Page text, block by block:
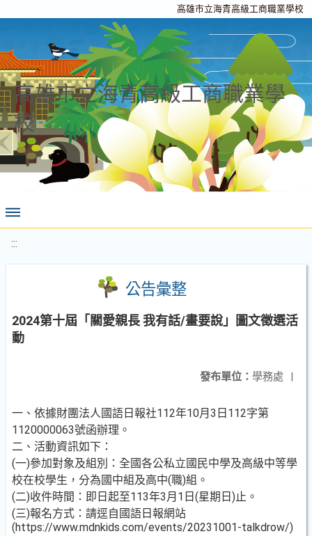
高雄市立海青高級工商職業學校
高雄市立海青高級工商職業學
校
:::
公告彙整
2024第十屆「關愛親長 我有話/畫要說」圖文徵選活
動
發布單位： 學務處 |
一、依據財團法人國語日報社112年10月3日112字第
1120000063號函辦理。
二、活動資訊如下：
(一)參加對象及組別：全國各公私立國民中學及高級中等學
校在校學生，分為國中組及高中(職)組。
(二)收件時間：即日起至113年3月1日(星期日)止。
(三)報名方式：請逕自國語日報網站
(https://www.mdnkids.com/events/20231001-talkdrow/)